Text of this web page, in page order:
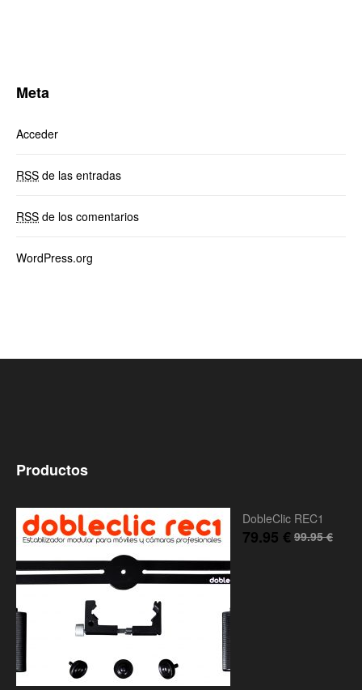
Meta
Acceder
RSS de las entradas
RSS de los comentarios
WordPress.org
Productos
DobleClic REC1
99.95€
79.95 €